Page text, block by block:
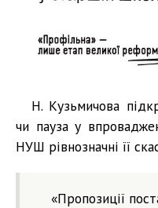
Н. Кузьмичова
чи пауза у
НУШ рівнозначні її
«Пропозиції